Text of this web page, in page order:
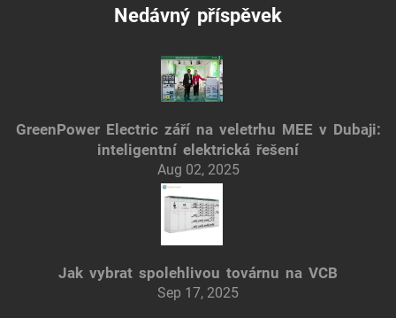
Nedávný příspěvek
GreenPower Electric září na veletrhu MEE v Dubaji:
inteligentní elektrická řešení
Aug 02, 2025
Jak vybrat spolehlivou továrnu na VCB
Sep 17, 2025